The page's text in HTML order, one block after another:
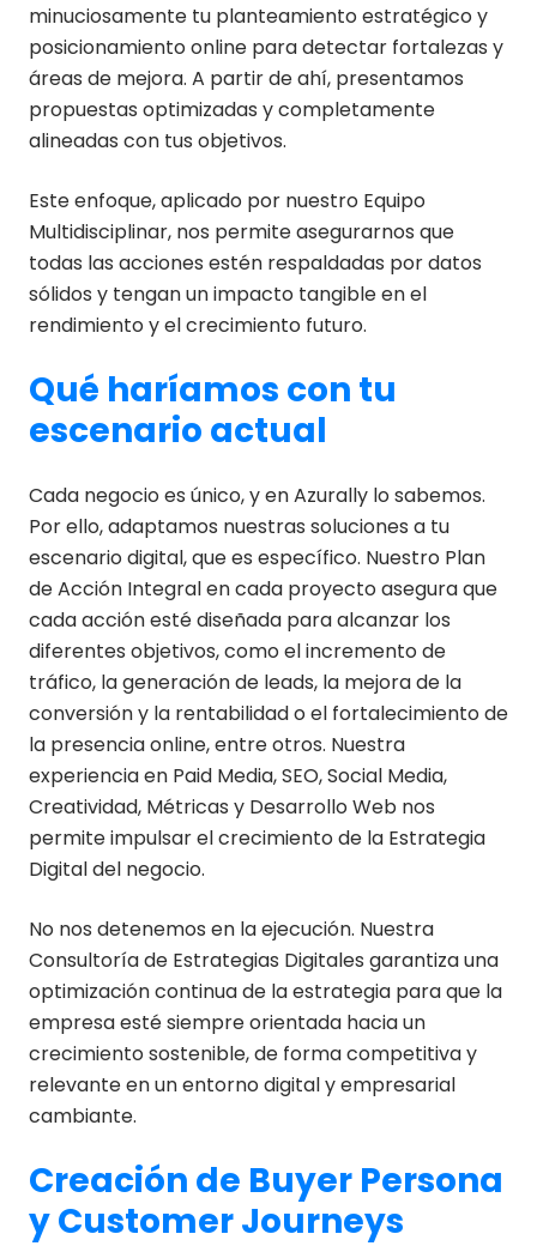
minuciosamente tu planteamiento estratégico y
posicionamiento online para detectar fortalezas y
áreas de mejora. A partir de ahí, presentamos
propuestas optimizadas y completamente
alineadas con tus objetivos.
Este enfoque, aplicado por nuestro Equipo
Multidisciplinar, nos permite asegurarnos que
todas las acciones estén respaldadas por datos
sólidos y tengan un impacto tangible en el
rendimiento y el crecimiento futuro.
Qué haríamos con tu
escenario actual
Cada negocio es único, y en Azurally lo sabemos.
Por ello, adaptamos nuestras soluciones a tu
escenario digital, que es específico. Nuestro Plan
de Acción Integral en cada proyecto asegura que
cada acción esté diseñada para alcanzar los
diferentes objetivos, como el incremento de
tráfico, la generación de leads, la mejora de la
conversión y la rentabilidad o el fortalecimiento de
la presencia online, entre otros. Nuestra
experiencia en Paid Media, SEO, Social Media,
Creatividad, Métricas y Desarrollo Web nos
permite impulsar el crecimiento de la Estrategia
Digital del negocio.
No nos detenemos en la ejecución. Nuestra
Consultoría de Estrategias Digitales garantiza una
optimización continua de la estrategia para que la
empresa esté siempre orientada hacia un
crecimiento sostenible, de forma competitiva y
relevante en un entorno digital y empresarial
cambiante.
Creación de Buyer Persona
y Customer Journeys